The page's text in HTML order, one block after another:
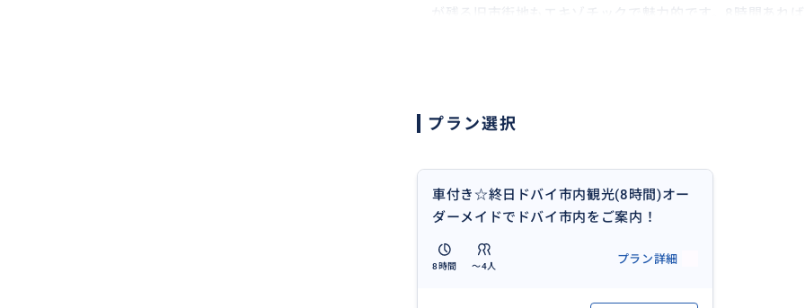
プラン選択
車付き☆終日ドバイ市内観光(8時間)オー
ダーメイドでドバイ市内をご案内！
8時間 〜4人
プラン詳細